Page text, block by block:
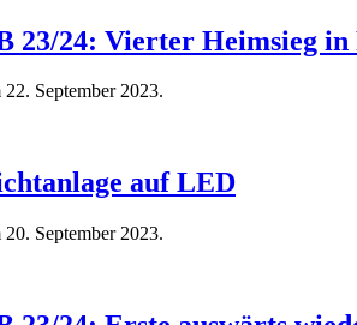
23/24: Vierter Heimsieg
22. September 2023.
auf LED
20. September 2023.